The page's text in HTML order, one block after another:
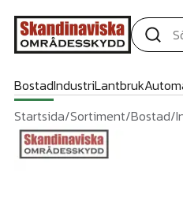
BostadIndustriLantbruk
Startsida/Sortiment/Bostad/